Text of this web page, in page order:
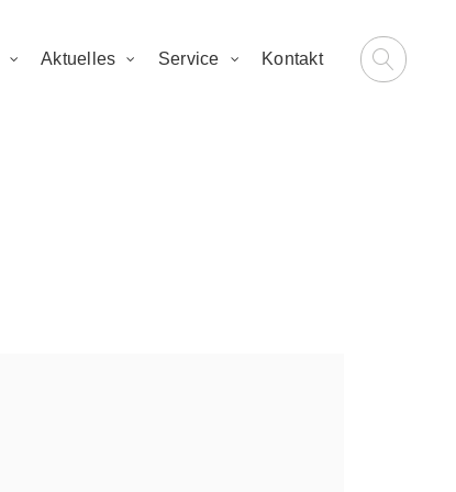
Aktuelles Service Kontakt